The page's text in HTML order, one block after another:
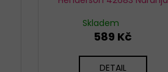
Skladem
589 Kč
DETAIL